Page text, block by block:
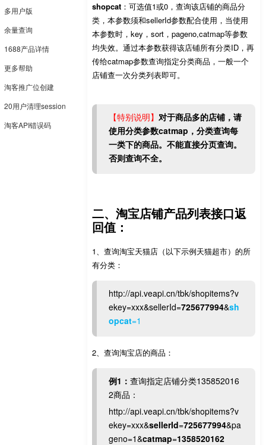
多用户版
余量查询
1688产品详情
更多帮助
淘客推广位创建
20用户清理session
淘客API错误码
shopcat ：可选值1或0，查询该店铺的商品分
类，本参数须和sellerId参数配合使用，当使用
本参数时，key，sort，pageno,catmap等参数
均失效。通过本参数获得该店铺所有分类ID，再
传给catmap参数查询指定分类商品，一般一个
店铺查一次分类列表即可。
【特别说明】对于商品多的店铺，请
使用分类参数catmap，分类查询每
一类下的商品。不能直接分页查询。
否则查询不全。
二、淘宝店铺产品列表接口返
回值：
1、查询淘宝天猫店（以下示例天猫超市）的所
有分类：
http://api.veapi.cn/tbk/shopitems?v
ekey=xxx&sellerId=725677994&sh
opcat=1
2、查询淘宝店的商品：
例1：查询指定店铺分类135852016
2商品：
http://api.veapi.cn/tbk/shopitems?v
ekey=xxx&sellerId=725677994&pa
geno=1&catmap=1358520162